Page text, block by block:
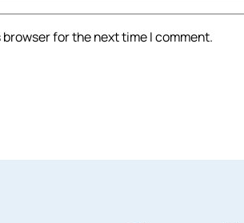
for the next time I comment.